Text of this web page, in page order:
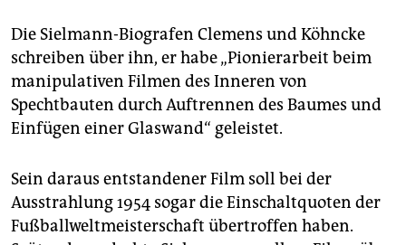
Die Sielmann-Biografen Clemens und Köhncke
schreiben über ihn, er habe „Pionierarbeit beim
manipulativen Filmen des Inneren von
Spechtbauten durch Auftrennen des Baumes und
Einfügen einer Glaswand“ geleistet.
Sein daraus entstandener Film soll bei der
Ausstrahlung 1954 sogar die Einschaltquoten der
Fußballweltmeisterschaft übertroffen haben.